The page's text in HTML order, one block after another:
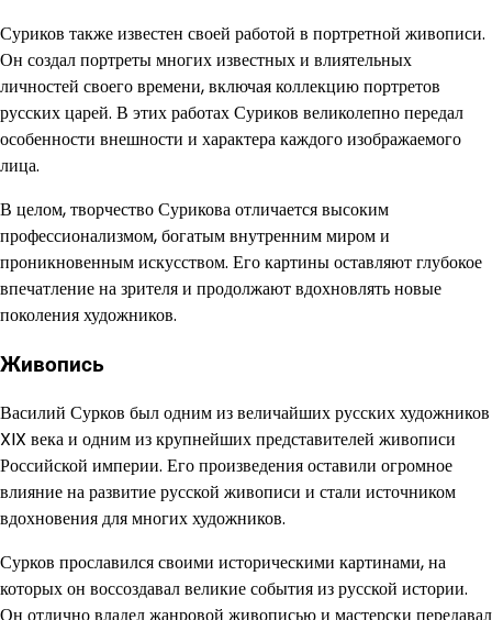
Суриков также известен своей работой в портретной живописи.
Он создал портреты многих известных и влиятельных
личностей своего времени, включая коллекцию портретов
русских царей. В этих работах Суриков великолепно передал
особенности внешности и характера каждого изображаемого
лица.
В целом, творчество Сурикова отличается высоким
профессионализмом, богатым внутренним миром и
проникновенным искусством. Его картины оставляют глубокое
впечатление на зрителя и продолжают вдохновлять новые
поколения художников.
Живопись
Василий Сурков был одним из величайших русских художников
XIX века и одним из крупнейших представителей живописи
Российской империи. Его произведения оставили огромное
влияние на развитие русской живописи и стали источником
вдохновения для многих художников.
Сурков прославился своими историческими картинами, на
которых он воссоздавал великие события из русской истории.